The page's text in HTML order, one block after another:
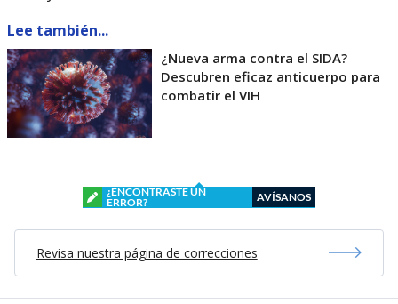
Lee también...
¿Nueva arma contra el SIDA?
Descubren eficaz anticuerpo para
combatir el VIH
¿ENCONTRASTE UN
ERROR?
AVÍSANOS
Revisa nuestra página de correcciones